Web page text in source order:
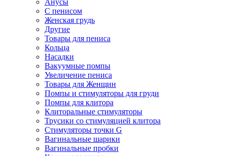
Анусы
С пенисом
Женская грудь
Другие
Товары для пениса
Кольца
Насадки
Вакуумные помпы
Увеличение пениса
Товары для Женщин
Помпы и стимуляторы для груди
Помпы для клитора
Клиторальные стимуляторы
Трусики со стимуляцией клитора
Стимуляторы точки G
Вагинальные шарики
Вагинальные пробки